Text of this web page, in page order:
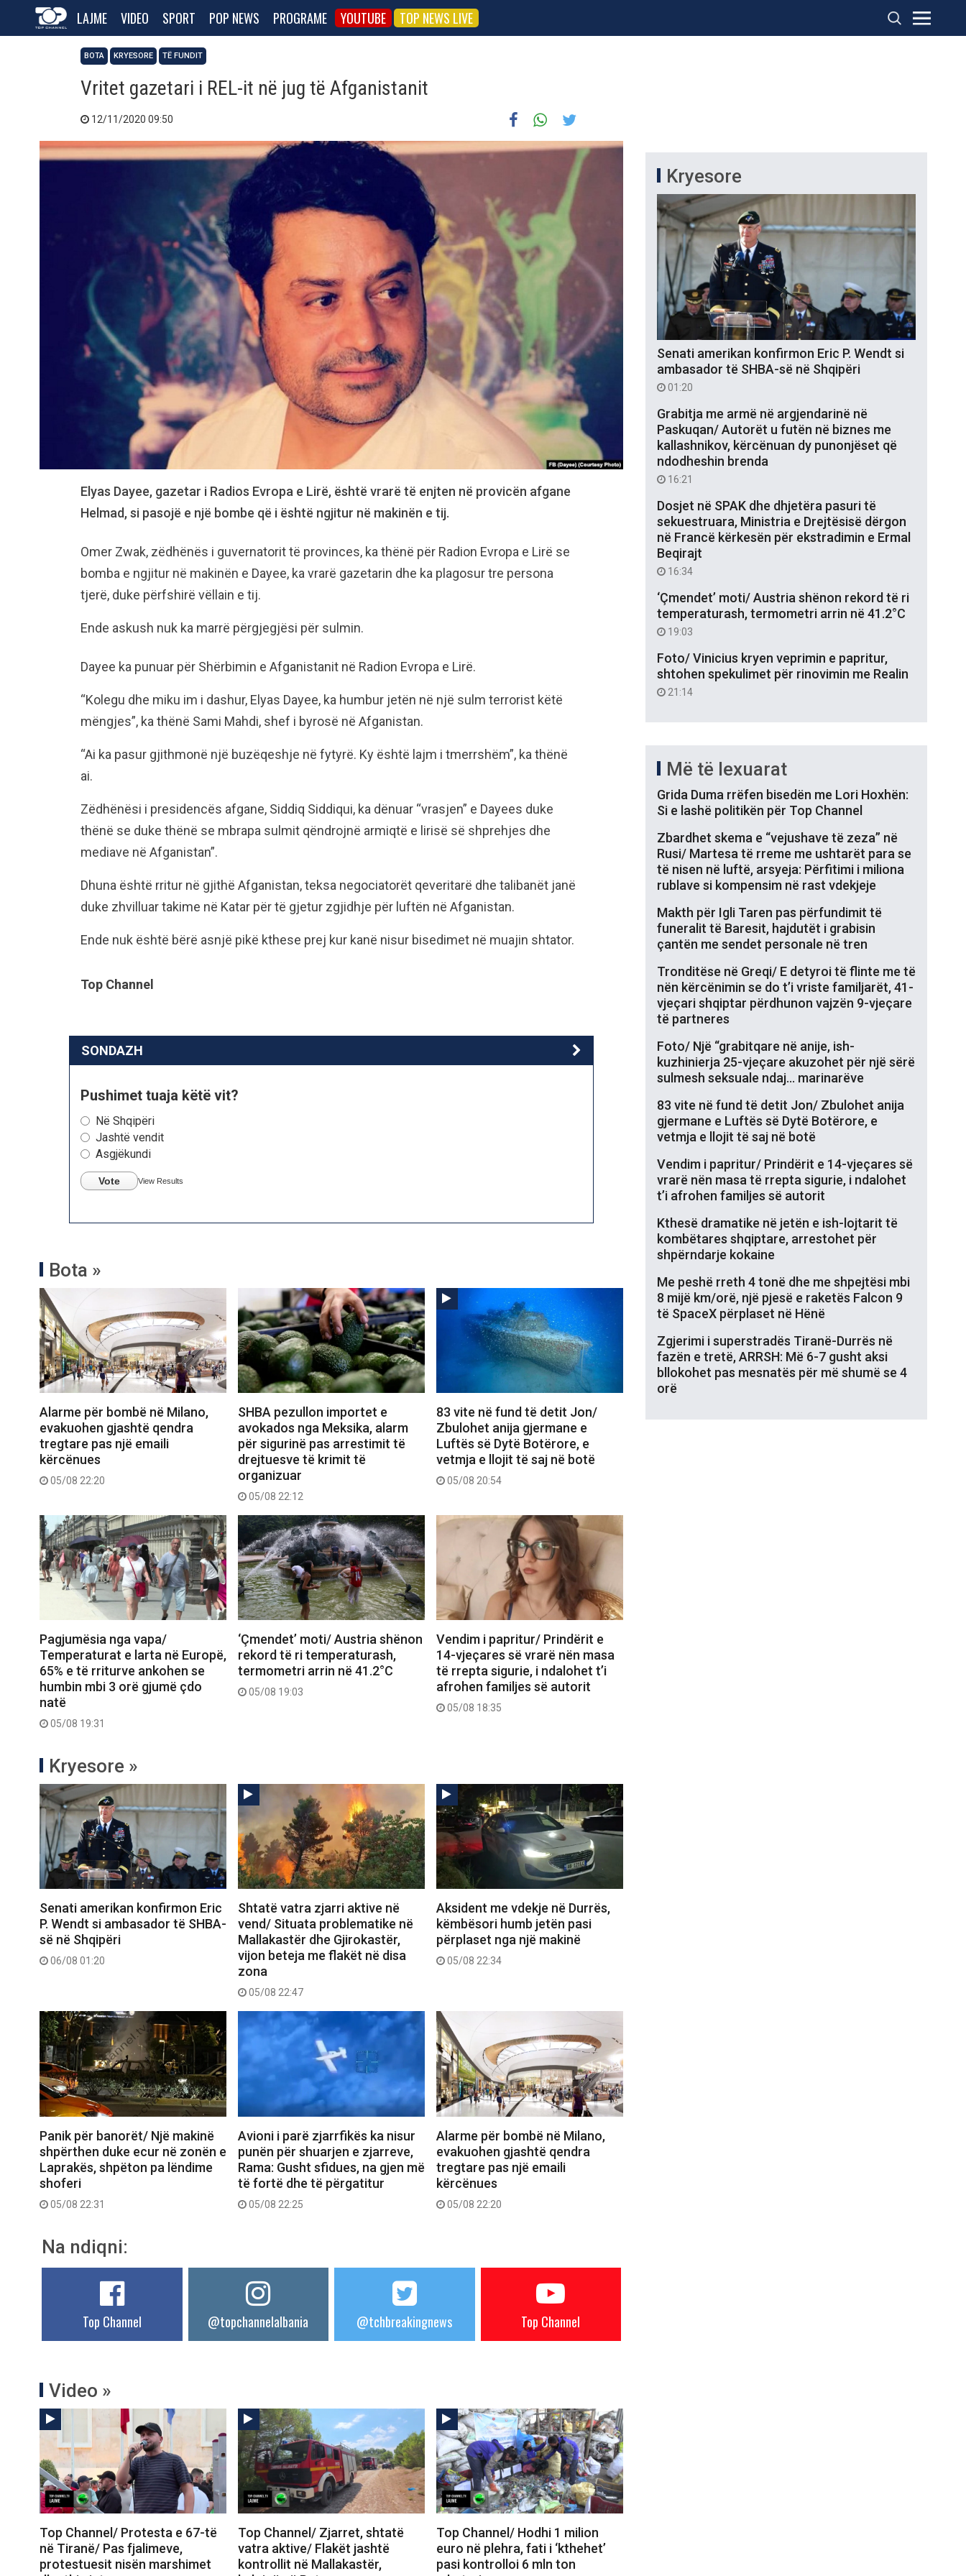
LAJME VIDEO SPORT POP NEWS PROGRAME YOUTUBE TOP NEWS LIVE
BOTA KRYESORE TË FUNDIT
Vritet gazetari i REL-it në jug të Afganistanit
12/11/2020 09:50
Elyas Dayee, gazetar i Radios Evropa e Lirë, është vrarë të enjten në provicën afgane
Helmad, si pasojë e një bombe që i është ngjitur në makinën e tij.
Omer Zwak, zëdhënës i guvernatorit të provinces, ka thënë për Radion Evropa e Lirë se
bomba e ngjitur në makinën e Dayee, ka vrarë gazetarin dhe ka plagosur tre persona
tjerë, duke përfshirë vëllain e tij.
Ende askush nuk ka marrë përgjegjësi për sulmin.
Dayee ka punuar për Shërbimin e Afganistanit në Radion Evropa e Lirë.
“Kolegu dhe miku im i dashur, Elyas Dayee, ka humbur jetën në një sulm terrorist këtë
mëngjes”, ka thënë Sami Mahdi, shef i byrosë në Afganistan.
“Ai ka pasur gjithmonë një buzëqeshje në fytyrë. Ky është lajm i tmerrshëm”, ka thënë
ai.
Zëdhënësi i presidencës afgane, Siddiq Siddiqui, ka dënuar “vrasjen” e Dayees duke
thënë se duke thënë se mbrapa sulmit qëndrojnë armiqtë e lirisë së shprehjes dhe
mediave në Afganistan”.
Dhuna është rritur në gjithë Afganistan, teksa negociatorët qeveritarë dhe talibanët janë
duke zhvilluar takime në Katar për të gjetur zgjidhje për luftën në Afganistan.
Ende nuk është bërë asnjë pikë kthese prej kur kanë nisur bisedimet në muajin shtator.
Top Channel
SONDAZH
Pushimet tuaja këtë vit?
Në Shqipëri
Jashtë vendit
Asgjëkundi
Vote View Results
Bota »
Alarme për bombë në Milano,
evakuohen gjashtë qendra
tregtare pas një emaili
kërcënues
05/08 22:20
SHBA pezullon importet e
avokados nga Meksika, alarm
për sigurinë pas arrestimit të
drejtuesve të krimit të
organizuar
05/08 22:12
83 vite në fund të detit Jon/
Zbulohet anija gjermane e
Luftës së Dytë Botërore, e
vetmja e llojit të saj në botë
05/08 20:54
Pagjumësia nga vapa/
Temperaturat e larta në Europë,
65% e të rriturve ankohen se
humbin mbi 3 orë gjumë çdo
natë
05/08 19:31
‘Çmendet’ moti/ Austria shënon
rekord të ri temperaturash,
termometri arrin në 41.2°C
05/08 19:03
Vendim i papritur/ Prindërit e
14-vjeçares së vrarë nën masa
të rrepta sigurie, i ndalohet t’i
afrohen familjes së autorit
05/08 18:35
Kryesore »
Senati amerikan konfirmon Eric
P. Wendt si ambasador të SHBA-
së në Shqipëri
06/08 01:20
Shtatë vatra zjarri aktive në
vend/ Situata problematike në
Mallakastër dhe Gjirokastër,
vijon beteja me flakët në disa
zona
05/08 22:47
Aksident me vdekje në Durrës,
këmbësori humb jetën pasi
përplaset nga një makinë
05/08 22:34
Panik për banorët/ Një makinë
shpërthen duke ecur në zonën e
Laprakës, shpëton pa lëndime
shoferi
05/08 22:31
Avioni i parë zjarrfikës ka nisur
punën për shuarjen e zjarreve,
Rama: Gusht sfidues, na gjen më
të fortë dhe të përgatitur
05/08 22:25
Alarme për bombë në Milano,
evakuohen gjashtë qendra
tregtare pas një emaili
kërcënues
05/08 22:20
Na ndiqni:
Top Channel @topchannelalbania @tchbreakingnews Top Channel
Video »
Top Channel/ Protesta e 67-të
në Tiranë/ Pas fjalimeve,
protestuesit nisën marshimet
Top Channel/ Zjarret, shtatë
vatra aktive/ Flakët jashtë
kontrollit në Mallakastër,
Top Channel/ Hodhi 1 milion
euro në plehra, fati i ‘kthehet’
pasi kontrolloi 6 mln ton
Kryesore
Senati amerikan konfirmon Eric P. Wendt si
ambasador të SHBA-së në Shqipëri
01:20
Grabitja me armë në argjendarinë në
Paskuqan/ Autorët u futën në biznes me
kallashnikov, kërcënuan dy punonjëset që
ndodheshin brenda
16:21
Dosjet në SPAK dhe dhjetëra pasuri të
sekuestruara, Ministria e Drejtësisë dërgon
në Francë kërkesën për ekstradimin e Ermal
Beqirajt
16:34
‘Çmendet’ moti/ Austria shënon rekord të ri
temperaturash, termometri arrin në 41.2°C
19:03
Foto/ Vinicius kryen veprimin e papritur,
shtohen spekulimet për rinovimin me Realin
21:14
Më të lexuarat
Grida Duma rrëfen bisedën me Lori Hoxhën:
Si e lashë politikën për Top Channel
Zbardhet skema e “vejushave të zeza” në
Rusi/ Martesa të rreme me ushtarët para se
të nisen në luftë, arsyeja: Përfitimi i miliona
rublave si kompensim në rast vdekjeje
Makth për Igli Taren pas përfundimit të
funeralit të Baresit, hajdutët i grabisin
çantën me sendet personale në tren
Tronditëse në Greqi/ E detyroi të flinte me të
nën kërcënimin se do t’i vriste familjarët, 41-
vjeçari shqiptar përdhunon vajzën 9-vjeçare
të partneres
Foto/ Një “grabitqare në anije, ish-
kuzhinierja 25-vjeçare akuzohet për një sërë
sulmesh seksuale ndaj… marinarëve
83 vite në fund të detit Jon/ Zbulohet anija
gjermane e Luftës së Dytë Botërore, e
vetmja e llojit të saj në botë
Vendim i papritur/ Prindërit e 14-vjeçares së
vrarë nën masa të rrepta sigurie, i ndalohet
t’i afrohen familjes së autorit
Kthesë dramatike në jetën e ish-lojtarit të
kombëtares shqiptare, arrestohet për
shpërndarje kokaine
Me peshë rreth 4 tonë dhe me shpejtësi mbi
8 mijë km/orë, një pjesë e raketës Falcon 9
të SpaceX përplaset në Hënë
Zgjerimi i superstradës Tiranë-Durrës në
fazën e tretë, ARRSH: Më 6-7 gusht aksi
bllokohet pas mesnatës për më shumë se 4
orë